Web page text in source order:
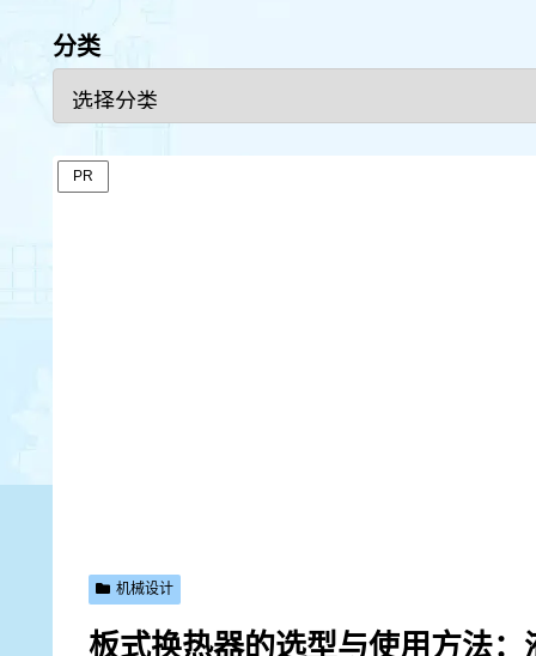
分类
PR
机械设计
板式换热器的选型与使用方法